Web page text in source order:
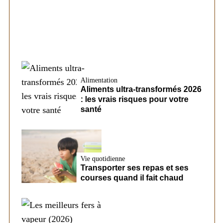
Alimentation
Aliments ultra-transformés 2026
: les vrais risques pour votre
santé
Vie quotidienne
Transporter ses repas et ses
courses quand il fait chaud